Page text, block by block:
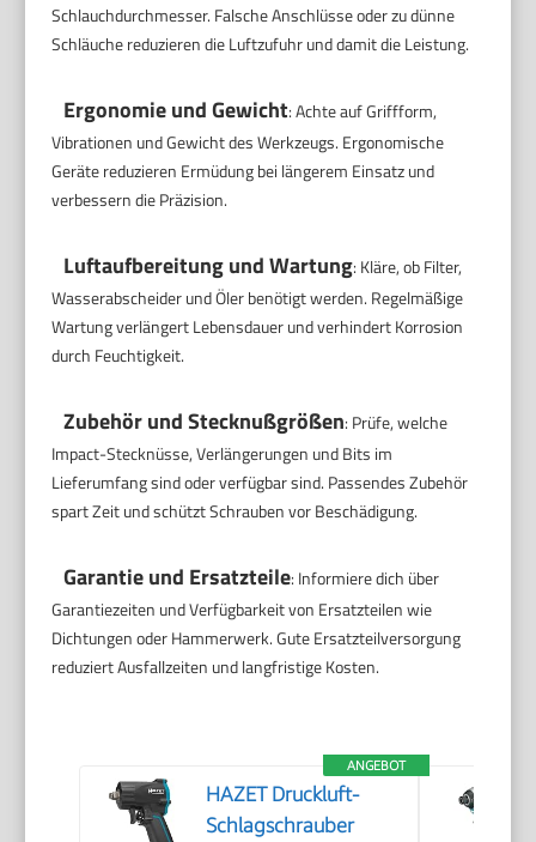
Schlauchdurchmesser. Falsche Anschlüsse oder zu dünne
Schläuche reduzieren die Luftzufuhr und damit die Leistung.
Ergonomie und Gewicht: Achte auf Griffform,
Vibrationen und Gewicht des Werkzeugs. Ergonomische
Geräte reduzieren Ermüdung bei längerem Einsatz und
verbessern die Präzision.
Luftaufbereitung und Wartung: Kläre, ob Filter,
Wasserabscheider und Öler benötigt werden. Regelmäßige
Wartung verlängert Lebensdauer und verhindert Korrosion
durch Feuchtigkeit.
Zubehör und Stecknußgrößen: Prüfe, welche
Impact-Stecknüsse, Verlängerungen und Bits im
Lieferumfang sind oder verfügbar sind. Passendes Zubehör
spart Zeit und schützt Schrauben vor Beschädigung.
Garantie und Ersatzteile: Informiere dich über
Garantiezeiten und Verfügbarkeit von Ersatzteilen wie
Dichtungen oder Hammerwerk. Gute Ersatzteilversorgung
reduziert Ausfallzeiten und langfristige Kosten.
ANGEBOT
HAZET Druckluft-
Schlagschrauber